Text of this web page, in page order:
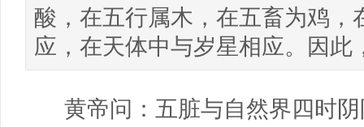
酸，在五行属木，在五畜为鸡
应，在天体中与岁星相应。因
黄帝问：五脏与自然界四时阴